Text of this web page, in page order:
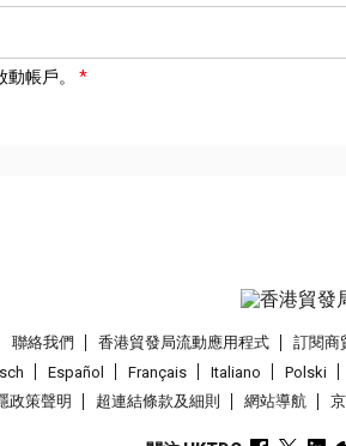
帳戶。
聯絡我們 香港貿發局流動應用程式 訂閱商
Español Français Italiano Polski
政策聲明 超連結條款及細則 網站導航